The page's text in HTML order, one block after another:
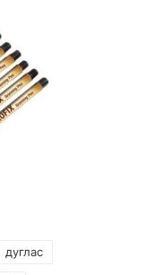
дуглас